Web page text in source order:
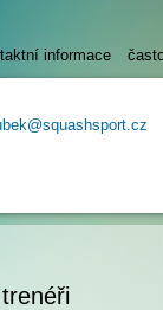
informace